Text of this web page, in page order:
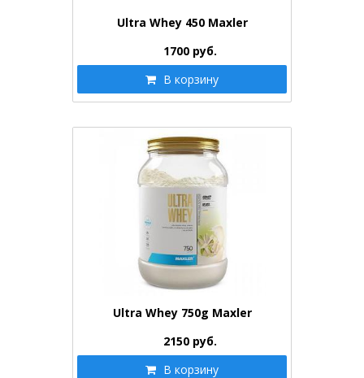
Ultra Whey 450 Maxler
1700 руб.
В корзину
Ultra Whey 750g Maxler
2150 руб.
В корзину